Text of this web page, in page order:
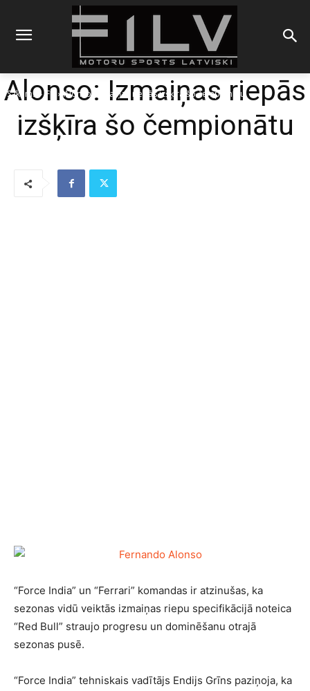
Sākums F1 Alonso: Izmaiņas riepās izšķīra šo čempionātu
Alonso: Izmaiņas riepās
izšķīra šo čempionātu
“Force India” un “Ferrari” komandas ir atzinušas, ka
sezonas vidū veiktās izmaiņas riepu specifikācijā noteica
“Red Bull” straujo progresu un dominēšanu otrajā
sezonas pusē.
“Force India” tehniskais vadītājs Endijs Grīns paziņoja, ka